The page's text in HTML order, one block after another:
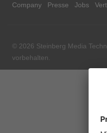
Company Presse Jobs
© 2026 Steinberg Media
vorbehalten.